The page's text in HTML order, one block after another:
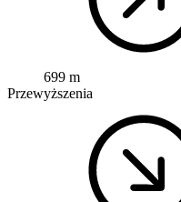
699 m
Przewyższenia